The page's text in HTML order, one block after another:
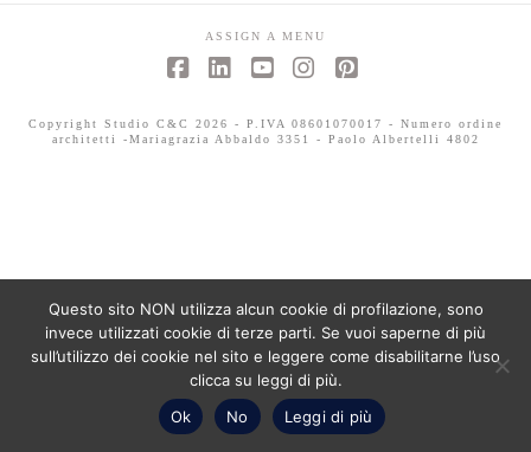
ASSIGN A MENU
Copyright Studio C&C 2026 - P.IVA 08601070017 - Numero ordine
architetti -Mariagrazia Abbaldo 3351 - Paolo Albertelli 4802
Questo sito NON utilizza alcun cookie di profilazione, sono
invece utilizzati cookie di terze parti. Se vuoi saperne di più
sull’utilizzo dei cookie nel sito e leggere come disabilitarne l’uso
clicca su leggi di più.
Ok
No Leggi di più